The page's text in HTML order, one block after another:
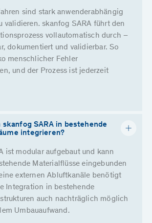
sind stark anwenderabhängig
validieren. skanfog SARA führt den
vollautomatisch durch –
dokumentiert und validierbar. So
menschlicher Fehler
und der Prozess ist jederzeit
skanfog SARA in bestehende
integrieren?
ist modular aufgebaut und kann
Materialflüsse eingebunden
externen Abluftkanäle benötigt
Integration in bestehende
auch nachträglich möglich
Umbauaufwand.